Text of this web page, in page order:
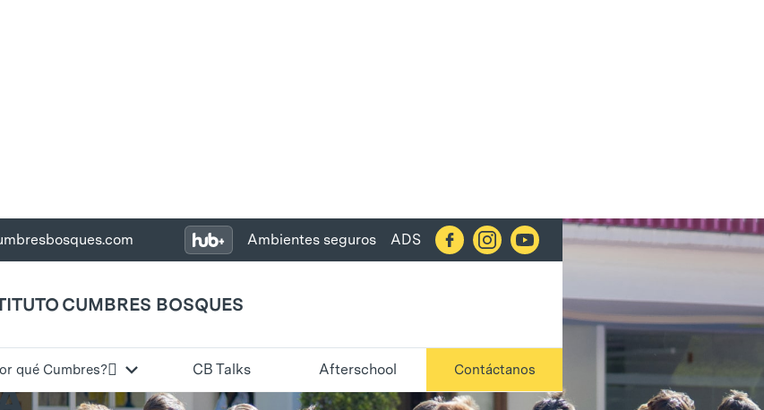
Ambientes seguros ADS
CUMBRES BOSQUES
qué Cumbres? CB Talks Afterschool Contáctanos